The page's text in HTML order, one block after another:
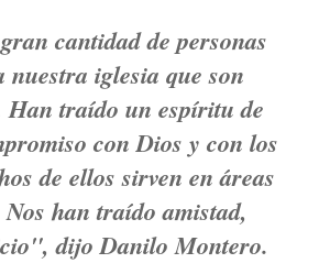
cantidad de personas
nuestra iglesia que son
Han traído un espíritu de
con Dios y con los
de ellos sirven en áreas
han traído amistad,
dijo Danilo Montero.